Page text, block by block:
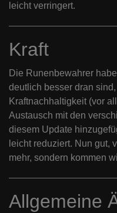
leicht verringert.
Kraft
Die Runenbewahrer
deutlich besser dran
Kraftnachhaltigkeit (vor
Austausch mit den
diesem Update
leicht reduziert. Nun gut,
mehr, sondern kommen
Allgemeine